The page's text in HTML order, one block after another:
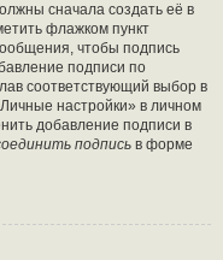
сначала создать её в
флажком пункт
чтобы подпись
подписи по
соответствующий выбор в
настройки» в личном
добавление подписи в
подпись в форме